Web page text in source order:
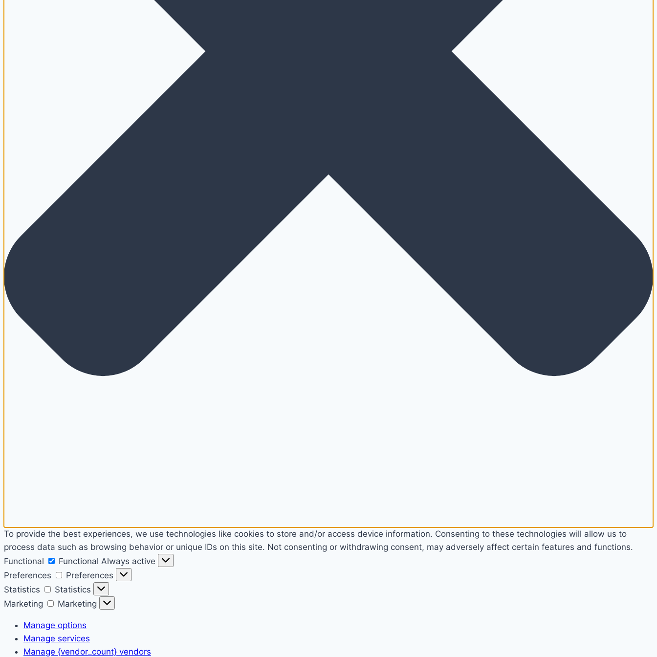
To provide the best experiences, we use technologies like cookies to store and/or access device information. Consenting to these technologies will allow us to
process data such as browsing behavior or unique IDs on this site. Not consenting or withdrawing consent, may adversely affect certain features and functions.
Functional
Functional Always active
Preferences
Preferences
Statistics
Statistics
Marketing
Marketing
Manage options
Manage services
Manage {vendor_count} vendors